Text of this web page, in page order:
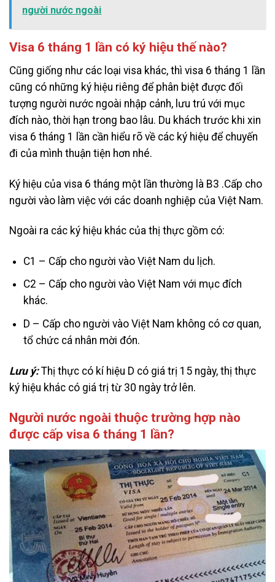
người nước ngoài
Visa 6 tháng 1 lần có ký hiệu thế nào?
Cũng giống như các loại visa khác, thì visa 6 tháng 1 lần
cũng có những ký hiệu riêng để phân biệt được đối
tượng người nước ngoài nhập cảnh, lưu trú với mục
đích nào, thời hạn trong bao lâu. Du khách trước khi xin
visa 6 tháng 1 lần cần hiểu rõ về các ký hiệu để chuyến
đi của mình thuận tiện hơn nhé.
Ký hiệu của visa 6 tháng một lần thường là B3 .Cấp cho
người vào làm việc với các doanh nghiệp của Việt Nam.
Ngoài ra các ký hiệu khác của thị thực gồm có:
C1 – Cấp cho người vào Việt Nam du lịch.
C2 – Cấp cho người vào Việt Nam với mục đích
khác.
D – Cấp cho người vào Việt Nam không có cơ quan,
tổ chức cá nhân mời đón.
Lưu ý: Thị thực có kí hiệu D có giá trị 15 ngày, thị thực
ký hiệu khác có giá trị từ 30 ngày trở lên.
Người nước ngoài thuộc trường hợp nào
được cấp visa 6 tháng 1 lần?